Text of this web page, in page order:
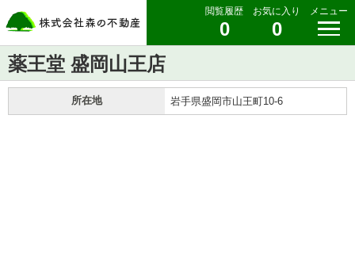
閲覧履歴
0
お気に入り
0
メニュー
薬王堂 盛岡山王店
所在地 岩手県盛岡市山王町10-6